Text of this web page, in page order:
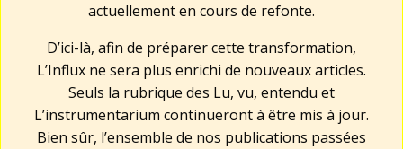
actuellement en cours de refonte.
D’ici-là, afin de préparer cette transformation,
L’Influx ne sera plus enrichi de nouveaux articles.
Seuls la rubrique des Lu, vu, entendu et
L’instrumentarium continueront à être mis à jour.
Bien sûr, l’ensemble de nos publications passées